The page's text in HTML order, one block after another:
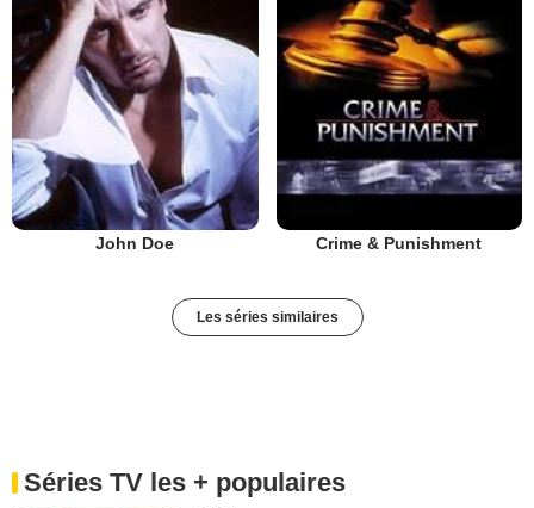
John Doe Crime & Punishment
Les séries similaires
Séries TV les + populaires